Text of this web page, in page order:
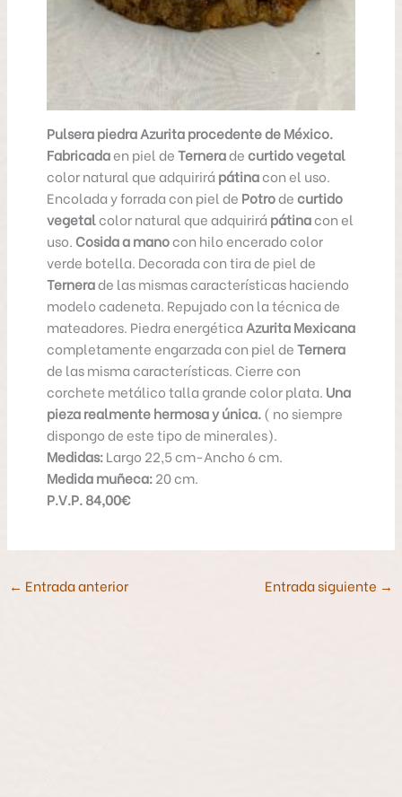
Pulsera piedra Azurita procedente de México.
Fabricadaen piel deTerneradecurtido vegetal
color natural que adquirirá pátinacon el uso.
Encolada y forrada con piel de Potrodecurtido
vegetalcolor natural que adquirirá pátinacon el
uso. Cosida a manocon hilo encerado color
verde botella. Decorada con tira de piel de
Ternerade las mismas características haciendo
modelo cadeneta. Repujado con la técnica de
mateadores. Piedra energéticaAzurita Mexicana
completamente engarzada con piel deTernera
de las misma características. Cierre con
corchete metálico talla grande color plata. Una
pieza realmente hermosa y única.( no siempre
dispongo de este tipo de minerales).
Medidas:Largo 22,5 cm-Ancho 6 cm.
Medida muñeca:20 cm.
P.V.P. 84,00€
← Entrada anterior Entrada siguiente →